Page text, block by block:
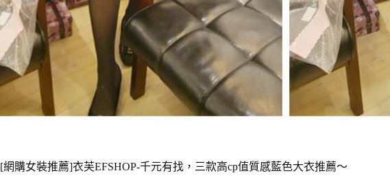
[網購女裝推薦]衣芙EFSHOP-千元有找，三款高cp值質感藍色大衣推薦～